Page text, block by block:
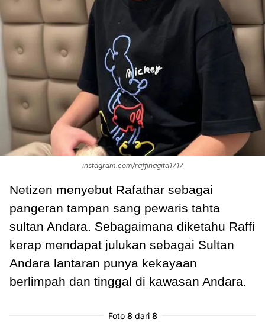
instagram.com/raffinagita1717
Netizen menyebut Rafathar sebagai
pangeran tampan sang pewaris tahta
sultan Andara. Sebagaimana diketahu Raffi
kerap mendapat julukan sebagai Sultan
Andara lantaran punya kekayaan
berlimpah dan tinggal di kawasan Andara.
Foto 8dari 8